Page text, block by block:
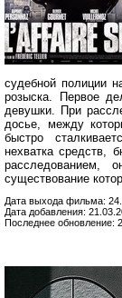
судебной полиции
розыска. Первое
девушки. При
досье, между
быстро
нехватка средств,
расследованием,
существование
Дата выхода фильма:
Дата добавления:
Последнее обновление: